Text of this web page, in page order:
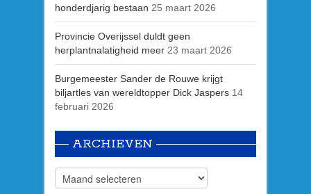
honderdjarig bestaan 25 maart 2026
Provincie Overijssel duldt geen
herplantnalatigheid meer 23 maart 2026
Burgemeester Sander de Rouwe krijgt
biljartles van wereldtopper Dick Jaspers 14
februari 2026
ARCHIEVEN